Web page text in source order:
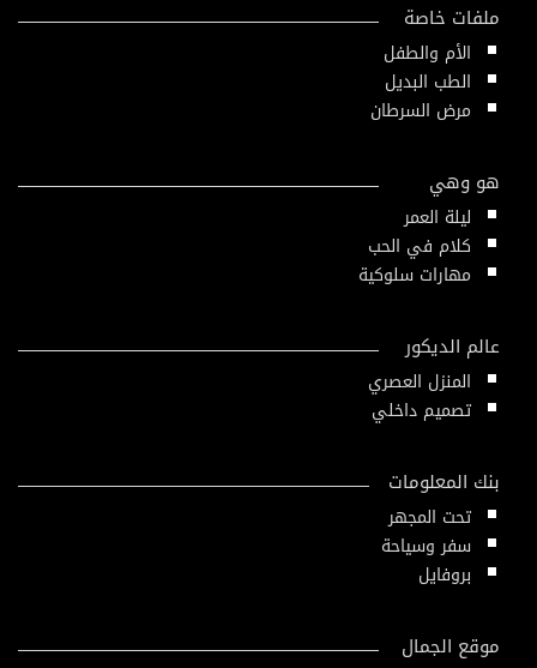
ملفات خاصة
الأم والطفل
الطب البديل
مرض السرطان
هو وهي
ليلة العمر
كلام في الحب
مهارات سلوكية
عالم الديكور
المنزل العصري
تصميم داخلي
بنك المعلومات
تحت المجهر
سفر وسياحة
بروفايل
موقع الجمال